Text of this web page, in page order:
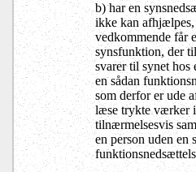
b) har en
ikke kan afhjælpes,
vedkommende får
synsfunktion, der
svarer til synet hos
en sådan
som derfor er ude
læse trykte værker i
tilnærmelsesvis
en person uden en